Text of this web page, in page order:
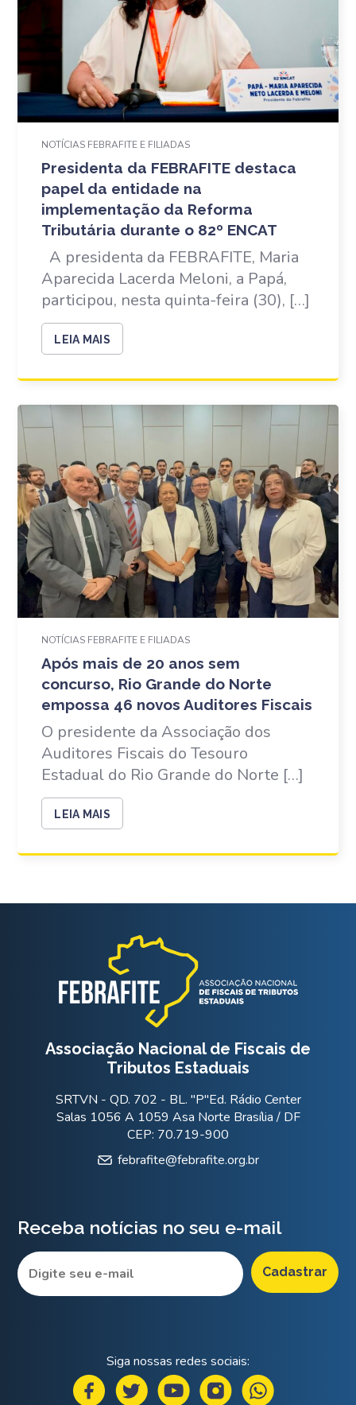
NOTÍCIAS FEBRAFITE E FILIADAS
Presidenta da FEBRAFITE destaca
papel da entidade na
implementação da Reforma
Tributária durante o 82º ENCAT
A presidenta da FEBRAFITE, Maria
Aparecida Lacerda Meloni, a Papá,
participou, nesta quinta-feira (30), […]
LEIA MAIS
NOTÍCIAS FEBRAFITE E FILIADAS
Após mais de 20 anos sem
concurso, Rio Grande do Norte
empossa 46 novos Auditores Fiscais
O presidente da Associação dos
Auditores Fiscais do Tesouro
Estadual do Rio Grande do Norte […]
LEIA MAIS
Associação Nacional de Fiscais de
Tributos Estaduais
SRTVN - QD. 702 - BL. "P"Ed. Rádio Center
Salas 1056 A 1059 Asa Norte Brasília / DF
CEP: 70.719-900
febrafite@febrafite.org.br
Receba notícias no seu e-mail
Siga nossas redes sociais: